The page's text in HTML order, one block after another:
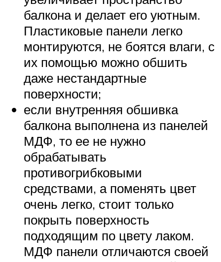
балкона и делает его уютным.
Пластиковые панели легко
монтируются, не боятся влаги, с
их помощью можно обшить
даже нестандартные
поверхности;
если внутренняя обшивка
балкона выполнена из панелей
МДФ, то ее не нужно
обрабатывать
противогрибковыми
средствами, а поменять цвет
очень легко, стоит только
покрыть поверхность
подходящим по цвету лаком.
МДФ панели отличаются своей